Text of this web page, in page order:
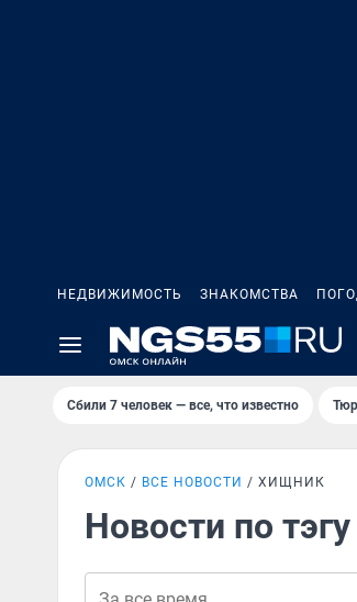
НЕДВИЖИМОСТЬ ЗНАКОМСТВА
Сбили 7 человек — все, что известно
ОМСК ВСЕ НОВОСТИ ХИЩНИК
Новости по